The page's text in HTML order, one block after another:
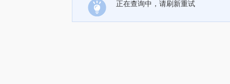
正在查询中，请刷新重试